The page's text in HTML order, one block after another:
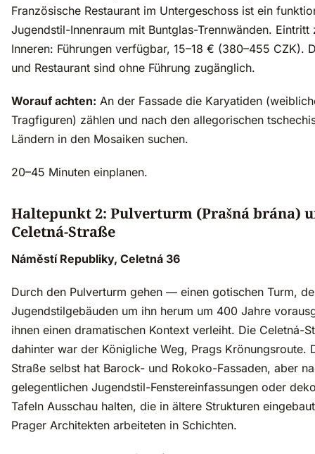
Französische Restaurant im Untergeschoss ist ein
Jugendstil-Innenraum mit Buntglas-Trennwänden. Eintritt
Inneren: Führungen verfügbar, 15–18 € (380–455 CZK).
und Restaurant sind ohne Führung zugänglich.
Worauf achten: An der Fassade die Karyatiden
Tragfiguren) zählen und nach den allegorischen
Ländern in den Mosaiken suchen.
20–45 Minuten einplanen.
Haltepunkt 2: Pulverturm (Prašná brána)
Celetná-Straße
Náměstí Republiky, Celetná 36
Durch den Pulverturm gehen — einen gotischen Turm,
Jugendstilgebäuden um ihn herum um 400 Jahre
ihnen einen dramatischen Kontext verleiht. Die Celetná-
dahinter war der Königliche Weg, Prags Krönungsroute.
Straße selbst hat Barock- und Rokoko-Fassaden, aber
gelegentlichen Jugendstil-Fenstereinfassungen oder
Tafeln Ausschau halten, die in ältere Strukturen
Prager Architekten arbeiteten in Schichten.